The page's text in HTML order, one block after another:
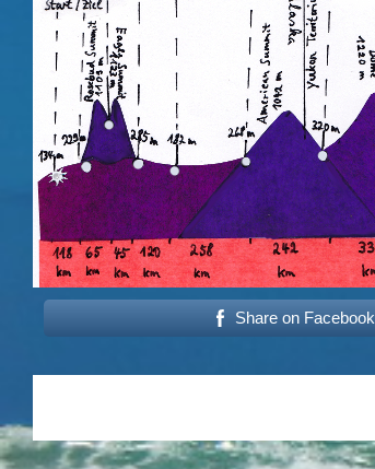
Share on Facebook